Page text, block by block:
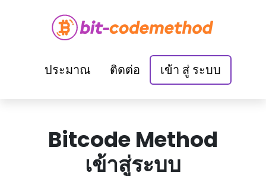
ประมาณ ติดต่อ เข้า สู่ ระบบ
Bitcode Method
เข้าสู่ระบบ